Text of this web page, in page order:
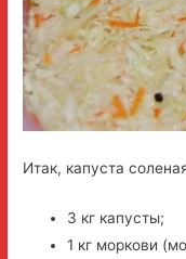
Итак, капуста
3 кг капусты;
1 кг моркови